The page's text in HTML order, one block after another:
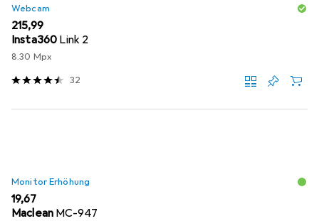
Webcam
EUR
215,99
Insta360 Link 2
8.30 Mpx
32
Monitor Erhöhung
EUR
19,67
Maclean MC-947